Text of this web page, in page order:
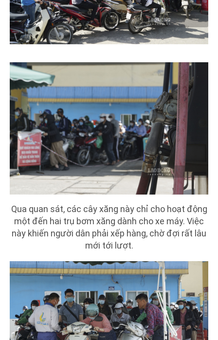
Qua quan sát, các cây xăng này chỉ cho hoạt động
một đến hai trụ bơm xăng dành cho xe máy. Việc
này khiến người dân phải xếp hàng, chờ đợi rất lâu
mới tới lượt.